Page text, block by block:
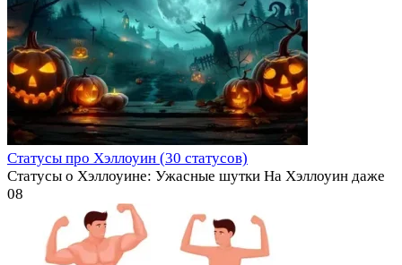
Статусы про Хэллоуин (30 статусов)
Статусы о Хэллоуине: Ужасные шутки На Хэллоуин даже
08